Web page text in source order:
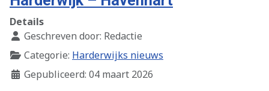
Details
Geschreven door: Redactie
Categorie: Harderwijks nieuws
Gepubliceerd: 04 maart 2026